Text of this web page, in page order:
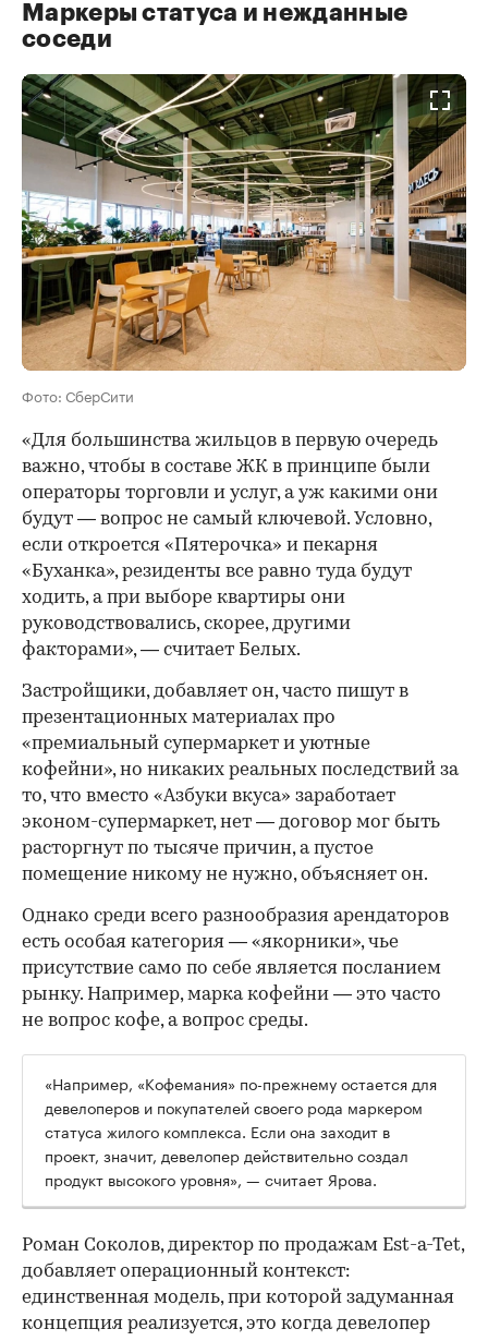
Маркеры статуса и нежданные
соседи
Фото: СберСити
«Для большинства жильцов в первую очередь
важно, чтобы в составе ЖК в принципе были
операторы торговли и услуг, а уж какими они
будут — вопрос не самый ключевой. Условно,
если откроется «Пятерочка» и пекарня
«Буханка», резиденты все равно туда будут
ходить, а при выборе квартиры они
руководствовались, скорее, другими
факторами», — считает Белых.
Застройщики, добавляет он, часто пишут в
презентационных материалах про
«премиальный супермаркет и уютные
кофейни», но никаких реальных последствий за
то, что вместо «Азбуки вкуса» заработает
эконом-супермаркет, нет — договор мог быть
расторгнут по тысяче причин, а пустое
помещение никому не нужно, объясняет он.
Однако среди всего разнообразия арендаторов
есть особая категория — «якорники», чье
присутствие само по себе является посланием
рынку. Например, марка кофейни — это часто
не вопрос кофе, а вопрос среды.
«Например, «Кофемания» по-прежнему остается для
девелоперов и покупателей своего рода маркером
статуса жилого комплекса. Если она заходит в
проект, значит, девелопер действительно создал
продукт высокого уровня», — считает Ярова.
Роман Соколов, директор по продажам Est-a-Tet,
добавляет операционный контекст:
единственная модель, при которой задуманная
концепция реализуется, это когда девелопер